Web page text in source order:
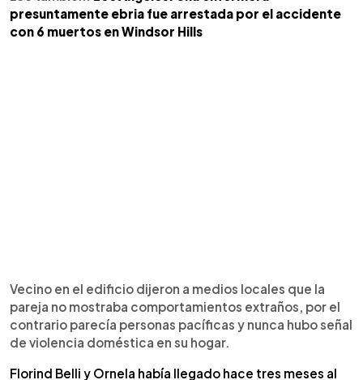
presuntamente ebria fue arrestada por el accidente
con 6 muertos en Windsor Hills
Vecino en el edificio dijeron a medios locales que la
pareja no mostraba comportamientos extraños, por el
contrario parecía personas pacíficas y nunca hubo señal
de violencia doméstica en su hogar.
Florind Belli y Ornela había llegado hace tres meses al